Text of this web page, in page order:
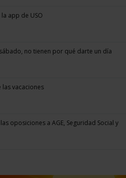
app de USO
no tienen por qué darte un día
vacaciones
oposiciones a AGE, Seguridad Social y